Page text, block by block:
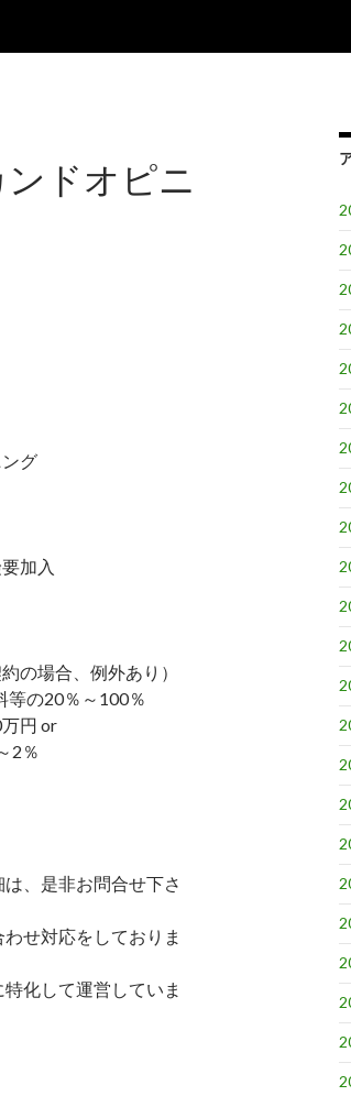
ドオピニ
グ
加入
場合、例外あり）
の20％～100％
円 or
2％
、是非お問合せ下さ
せ対応をしておりま
化して運営していま